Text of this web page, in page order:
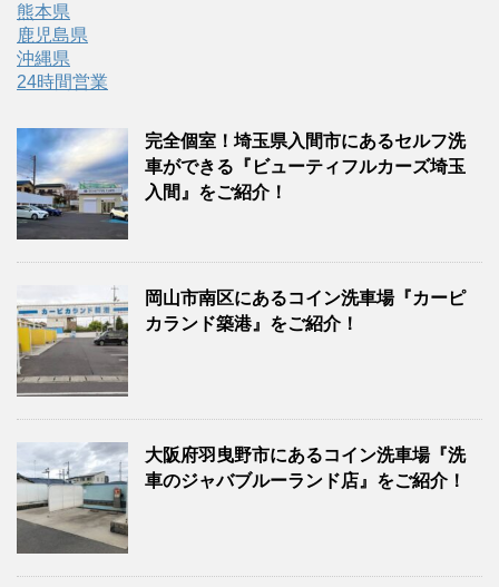
熊本県
鹿児島県
沖縄県
24時間営業
完全個室！埼玉県入間市にあるセルフ洗
車ができる『ビューティフルカーズ埼玉
入間』をご紹介！
岡山市南区にあるコイン洗車場『カーピ
カランド築港』をご紹介！
大阪府羽曳野市にあるコイン洗車場『洗
車のジャバブルーランド店』をご紹介！